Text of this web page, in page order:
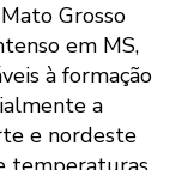
Grosso
em MS,
à formação
a
e nordeste